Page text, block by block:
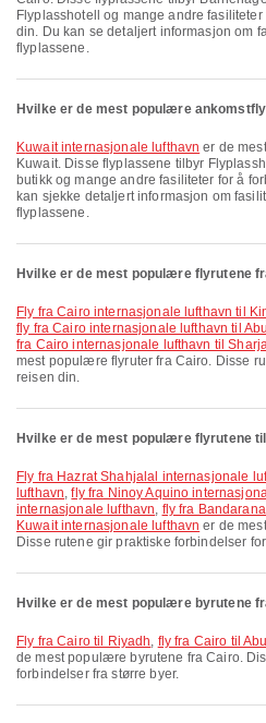
Flyplasshotell og mange andre
din. Du kan se detaljert informasjon om
flyplassene.
Hvilke er de mest populære
Kuwait internasjonale lufthavn er de
Kuwait. Disse flyplassene tilbyr
butikk og mange andre fasiliteter for å
kan sjekke detaljert informasjon om
flyplassene.
Hvilke er de mest populære flyrutene
fly fra Cairo internasjonale lufthavn til
fly fra Cairo internasjonale lufthavn til
fra Cairo internasjonale lufthavn til
mest populære flyruter fra Cairo. Disse
reisen din.
Hvilke er de mest populære flyrutene
fly fra Hazrat Shahjalal internasjonale lufthavn til Kuwait internasjonale
lufthavn,fly fra Ninoy Aquino
internasjonale lufthavn, fly fra
Kuwait internasjonale lufthavn er de
Disse rutene gir praktiske forbindelser
Hvilke er de mest populære byrutene
fly fra Cairo til Riyadh, fly fra Cairo til
de mest populære byrutene fra Cairo.
forbindelser fra større byer.